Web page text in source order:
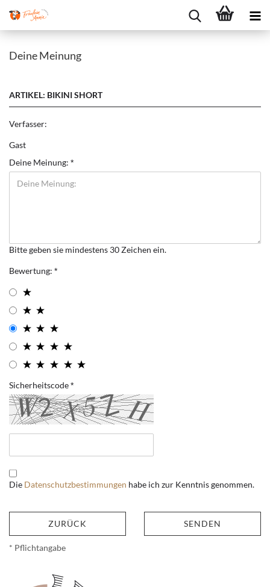
Deine Meinung
ARTIKEL: BIKINI SHORT
Verfasser:
Gast
Deine Meinung:
Bitte geben sie mindestens 30 Zeichen ein.
Bewertung:
Sicherheitscode
Die Datenschutzbestimmungen habe ich zur Kenntnis genommen.
ZURÜCK SENDEN
* Pflichtangabe